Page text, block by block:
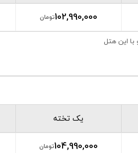
102,990,000تومان
این هتل
یک تخته
104,990,000تومان